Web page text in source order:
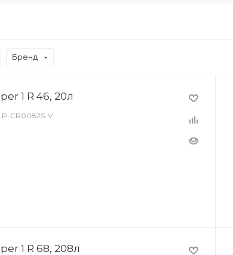
Бренд
1 R 46, 20л
CR0082S-V
1 R 68, 208л